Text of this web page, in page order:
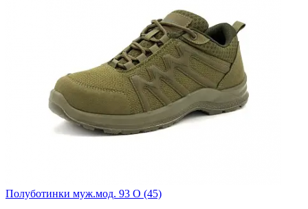
Полуботинки муж.мод. 93 О (45)